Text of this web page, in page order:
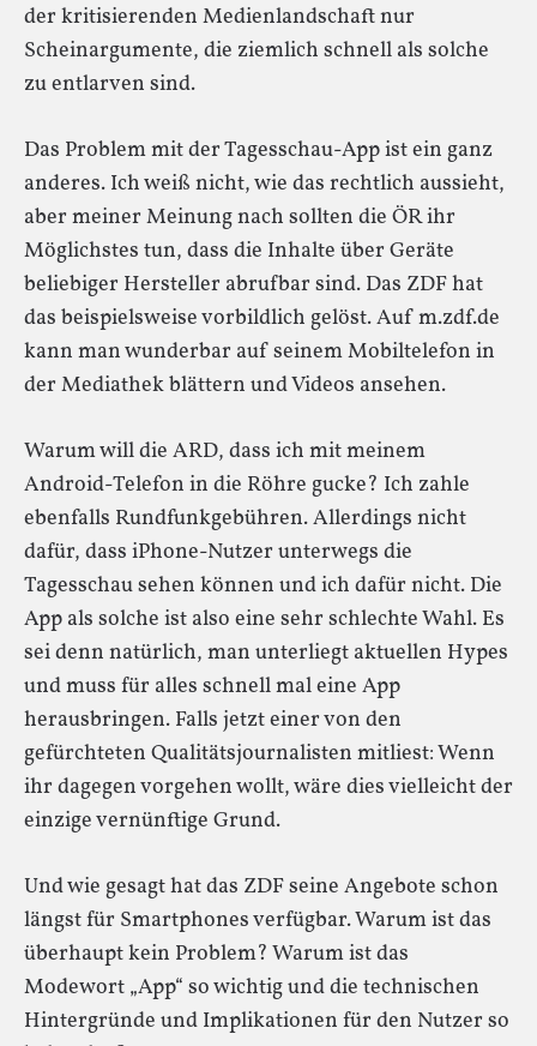
der kritisierenden Medienlandschaft nur
Scheinargumente, die ziemlich schnell als solche
zu entlarven sind.
Das Problem mit der Tagesschau-App ist ein ganz
anderes. Ich weiß nicht, wie das rechtlich aussieht,
aber meiner Meinung nach sollten die ÖR ihr
Möglichstes tun, dass die Inhalte über Geräte
beliebiger Hersteller abrufbar sind. Das ZDF hat
das beispielsweise vorbildlich gelöst. Auf m.zdf.de
kann man wunderbar auf seinem Mobiltelefon in
der Mediathek blättern und Videos ansehen.
Warum will die ARD, dass ich mit meinem
Android-Telefon in die Röhre gucke? Ich zahle
ebenfalls Rundfunkgebühren. Allerdings nicht
dafür, dass iPhone-Nutzer unterwegs die
Tagesschau sehen können und ich dafür nicht. Die
App als solche ist also eine sehr schlechte Wahl. Es
sei denn natürlich, man unterliegt aktuellen Hypes
und muss für alles schnell mal eine App
herausbringen. Falls jetzt einer von den
gefürchteten Qualitätsjournalisten mitliest: Wenn
ihr dagegen vorgehen wollt, wäre dies vielleicht der
einzige vernünftige Grund.
Und wie gesagt hat das ZDF seine Angebote schon
längst für Smartphones verfügbar. Warum ist das
überhaupt kein Problem? Warum ist das
Modewort „App“ so wichtig und die technischen
Hintergründe und Implikationen für den Nutzer so